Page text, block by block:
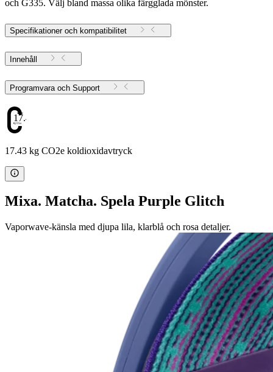
och G335. Välj bland massa olika färgglada mönster.
Specifikationer och kompatibilitet
Innehåll
Programvara och Support
17.43
17.43 kg CO2e koldioxidavtryck
Mixa. Matcha. Spela Purple Glitch
Vaporwave-känsla med djupa lila, klarblå och rosa detaljer.